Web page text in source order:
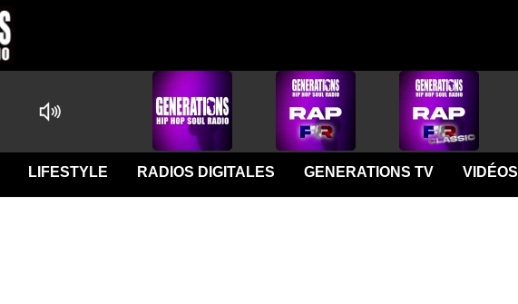
LIFESTYLE RADIOS DIGITALES GENERATIONS TV VIDÉOS